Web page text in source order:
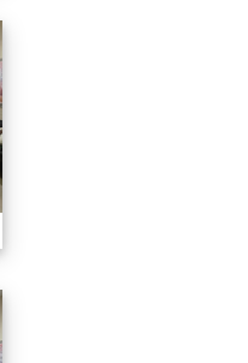
113學生音樂比賽
113學生音樂比賽